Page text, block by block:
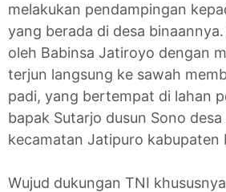
melakukan pendampingan
yang berada di desa
oleh Babinsa Jatiroyo dengan
terjun langsung ke sawah
padi, yang bertempat di lahan
bapak Sutarjo dusun Sono
kecamatan Jatipuro kabupaten
Wujud dukungan TNI